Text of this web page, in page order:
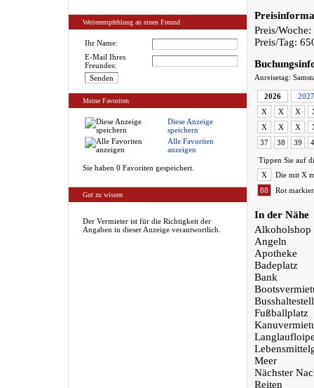
Weiterempfehlung an einen Freund
Ihr Name:
E-Mail Ihres
Freundes:
Meine Favoriten
Diese Anzeige
speichern
Alle Favoriten
anzeigen
Sie haben 0 Favoriten gespeichert.
Gut zu wissen
Der Vermieter ist für die Richtigkeit der
Angaben in dieser Anzeige verantwortlich.
Preis/
Preis/Tag:
Anreisetag:
2026
2027
X
X X
X
X X
37
38 39
Tippen Sie auf
X
Die mit X
88
Rot
In der Nähe
Alkoholshop
Angeln
Apotheke
Badeplatz
Bank
Fußballplatz
Meer
Nächster
Reiten